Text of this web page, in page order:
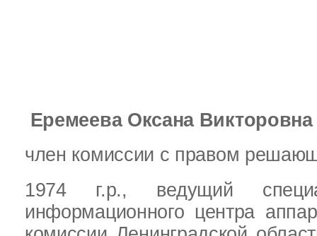
Еремеева Оксана Викторовна
член комиссии с правом
1974 г.р., ведущий
информационного центра